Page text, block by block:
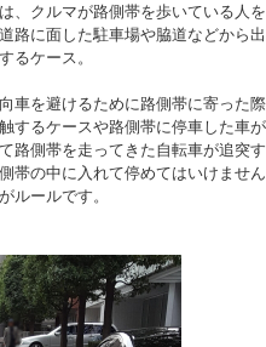
、クルマが路側帯を歩いている人
路に面した駐車場や脇道などから
るケース。
車を避けるために路側帯に寄った
するケースや路側帯に停車した車
路側帯を走ってきた自転車が追突
帯の中に入れて停めてはいけませ
ルールです。